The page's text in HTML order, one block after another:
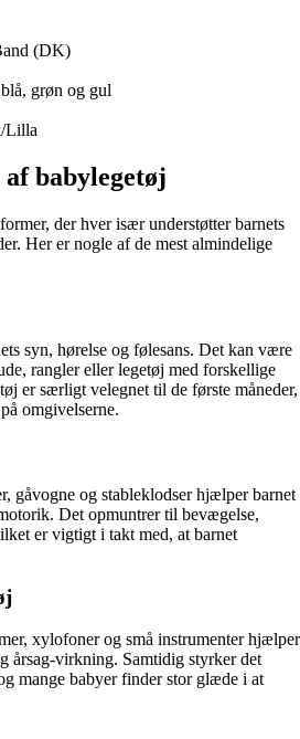
(DK)
grøn og gul
Lilla
babylegetøj
der hver især understøtter barnets
Her er nogle af de mest almindelige
syn, hørelse og følesans. Det kan være
rangler eller legetøj med forskellige
er særligt velegnet til de første måneder,
omgivelserne.
gåvogne og stableklodser hjælper barnet
Det opmuntrer til bevægelse,
er vigtigt i takt med, at barnet
xylofoner og små instrumenter hjælper
årsag-virkning. Samtidig styrker det
mange babyer finder stor glæde i at